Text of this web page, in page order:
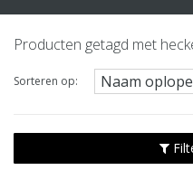
Producten getagd met
Sorteren op: